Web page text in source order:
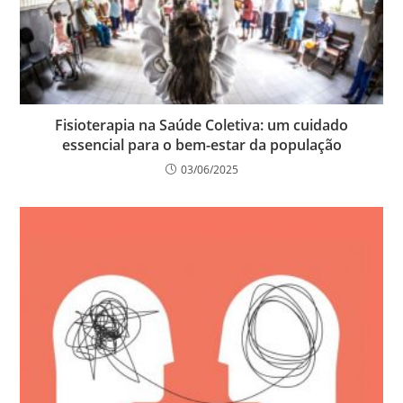
Fisioterapia na Saúde Coletiva: um cuidado
essencial para o bem-estar da população
03/06/2025